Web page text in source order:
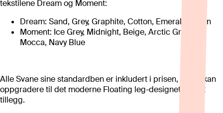
tekstilene Dream og Moment:
Dream: Sand, Grey, Graphite, Cotton, Emerald Green
Moment: Ice Grey, Midnight, Beige, Arctic Green,
Mocca, Navy Blue
Alle Svane sine standardben er inkludert i prisen, og du kan
oppgradere til det moderne Floating leg-designet mot et
tillegg.